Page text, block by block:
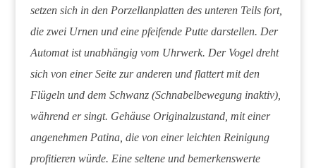
setzen sich in den Porzellanplatten des unteren Teils fort,
die zwei Urnen und eine pfeifende Putte darstellen. Der
Automat ist unabhängig vom Uhrwerk. Der Vogel dreht
sich von einer Seite zur anderen und flattert mit den
Flügeln und dem Schwanz (Schnabelbewegung inaktiv),
während er singt. Gehäuse Originalzustand, mit einer
angenehmen Patina, die von einer leichten Reinigung
profitieren würde. Eine seltene und bemerkenswerte